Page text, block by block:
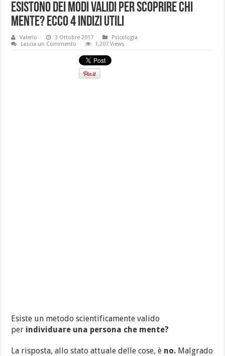
Esistono dei modi validi per scoprire chi
mente? Ecco 4 indizi utili
Valerio 3 Ottobre 2017
Psicologia
Lascia un Commento
1,207 Views
Esiste un metodo scientificamente valido
per individuare una persona che mente?
La risposta, allo stato attuale delle cose, è no. Malgrado